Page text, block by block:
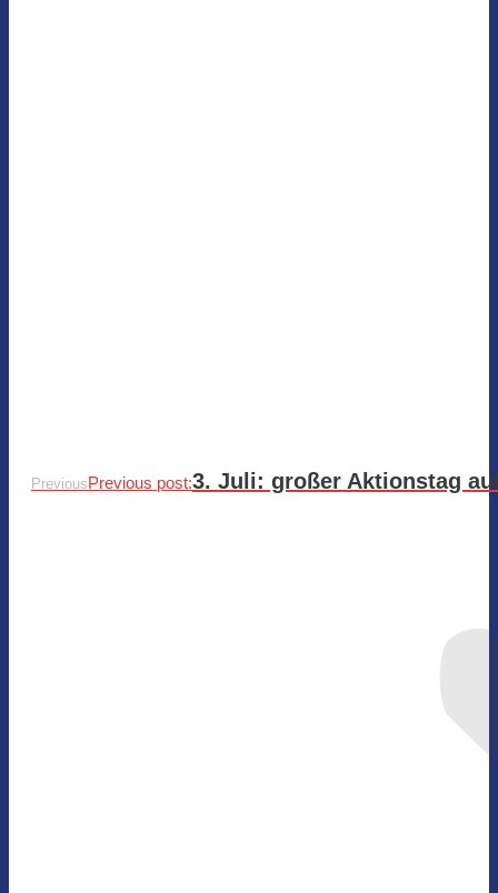
PreviousPrevious post:3. Juli: großer Aktionstag